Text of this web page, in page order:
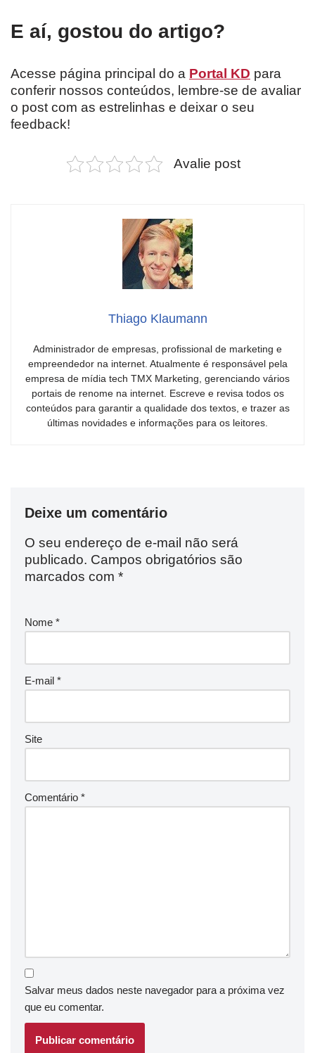
E aí, gostou do artigo?
Acesse página principal do a Portal KD para
conferir nossos conteúdos, lembre-se de avaliar
o post com as estrelinhas e deixar o seu
feedback!
Avalie post
Thiago Klaumann
Administrador de empresas, profissional de marketing e
empreendedor na internet. Atualmente é responsável pela
empresa de mídia tech TMX Marketing, gerenciando vários
portais de renome na internet. Escreve e revisa todos os
conteúdos para garantir a qualidade dos textos, e trazer as
últimas novidades e informações para os leitores.
Deixe um comentário
O seu endereço de e-mail não será
publicado. Campos obrigatórios são
marcados com *
Nome *
E-mail *
Site
Comentário *
Salvar meus dados neste navegador para a próxima vez
que eu comentar.